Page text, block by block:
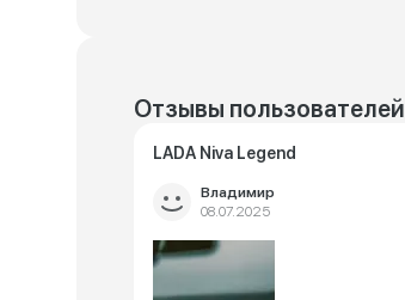
Отзывы пользователей
LADA Niva Legend
Владимир
08.07.2025